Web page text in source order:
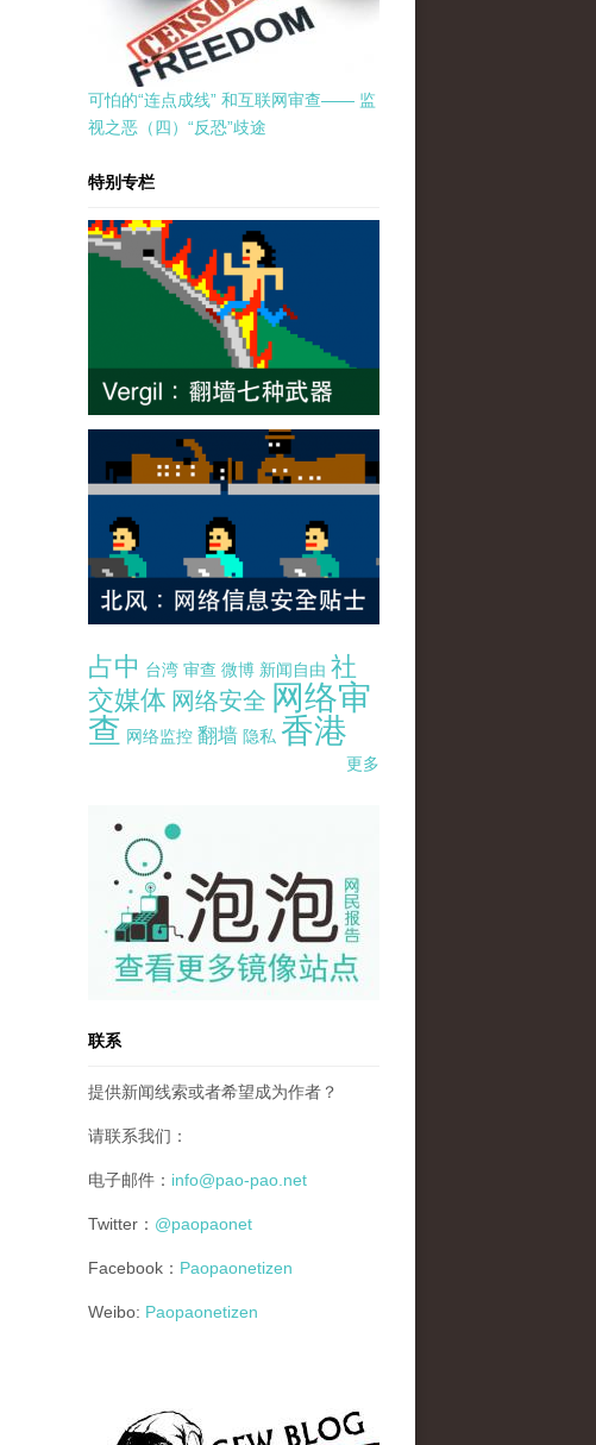
可怕的“连点成线” 和互联网审查—— 监
视之恶（四）“反恐”歧途
特别专栏
占中 台湾 审查 微博 新闻自由 社
交媒体 网络安全 网络审
查 网络监控 翻墙 隐私 香港
更多
pao-pao-banner-mirror-site-120814.jpg
联系
提供新闻线索或者希望成为作者？
请联系我们：
电子邮件： info@pao-pao.net
Twitter： @paopaonet
Facebook： Paopaonetizen
Weibo: Paopaonetizen
gfw_blog_small.jpg